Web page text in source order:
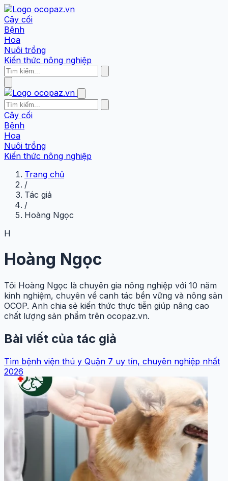
Cây cối
Bệnh
Hoa
Nuôi trồng
Kiến thức nông nghiệp
Cây cối
Bệnh
Hoa
Nuôi trồng
Kiến thức nông nghiệp
Trang chủ
/
Tác giả
/
Hoàng Ngọc
H
Hoàng Ngọc
Tôi Hoàng Ngọc là chuyên gia nông nghiệp với 10 năm
kinh nghiệm, chuyên về canh tác bền vững và nông sản
OCOP. Anh chia sẻ kiến thức thực tiễn giúp nâng cao
chất lượng sản phẩm trên ocopaz.vn.
Bài viết của tác giả
Tìm bệnh viện thú y Quận 7 uy tín, chuyên nghiệp nhất
2026